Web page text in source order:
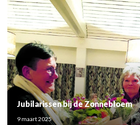
Jubilarissen bij de Zonnebloem
9 maart 2025